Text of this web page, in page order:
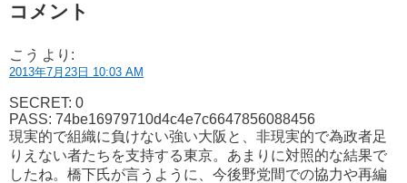
コメント
こう より:
2013年7月23日 10:03 AM
SECRET: 0
PASS: 74be16979710d4c4e7c6647856088456
現実的で組織に負けない強い大阪と、非現実的で為政者足
りえない者たちを支持する東京。あまりに対照的な結果で
したね。橋下氏が言うように、今後野党間での協力や再編